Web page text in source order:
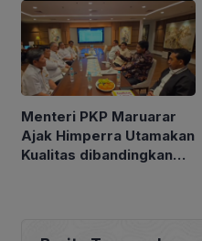
Menteri PKP Maruarar
Ajak Himperra Utamakan
Kualitas dibandingkan